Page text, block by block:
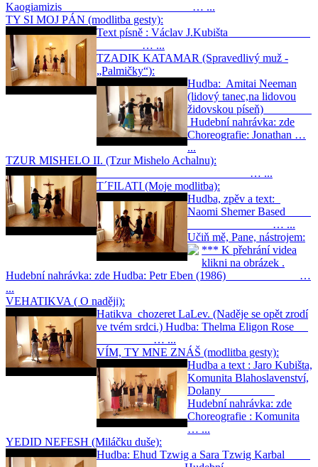
Kaogiamizis … ...
TY SI MOJ PÁN (modlitba gesty):
Text písně : Václav J.Kubišta
… ...
TZADIK KATAMAR (Spravedlivý muž -
„Palmičky“):
Hudba: Amitai Neeman
(lidový tanec,na lidovou
židovskou píseň)
Hudební nahrávka: zde
Choreografie: Jonathan …
...
TZUR MISHELO II. (Tzur Mishelo Achalnu):
… ...
T´FILATI (Moje modlitba):
Hudba, zpěv a text:
Naomi Shemer Based
… ...
Učiň mě, Pane, nástrojem:
*** K přehrání videa
klikni na obrázek .
Hudební nahrávka: zde Hudba: Petr Eben (1986) …
...
VEHATIKVA ( O naději):
Hatikva chozeret LaLev. (Naděje se opět zrodí
ve tvém srdci.) Hudba: Thelma Eligon Rose
… ...
VÍM, TY MNE ZNÁŠ (modlitba gesty):
Hudba a text : Jaro Kubišta,
Komunita Blahoslavenství,
Dolany
Hudební nahrávka: zde
Choreografie : Komunita
… ...
YEDID NEFESH (Miláčku duše):
Hudba: Ehud Tzwig a Sara Tzwig Karbal